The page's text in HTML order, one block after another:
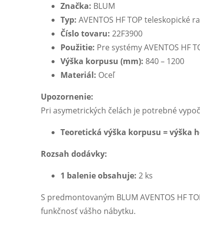
Značka: BLUM
Typ: AVENTOS HF TOP
Číslo tovaru: 22F3900
Použitie: Pre systémy AVENTOS HF
Výška korpusu (mm): 840 – 1200
Materiál: Oceľ
Upozornenie:
Pri asymetrických čelách je potrebné
Teoretická výška korpusu = výška
Rozsah dodávky:
1 balenie obsahuje: 2 ks
S predmontovaným BLUM AVENTOS HF
funkčnosť vášho nábytku.